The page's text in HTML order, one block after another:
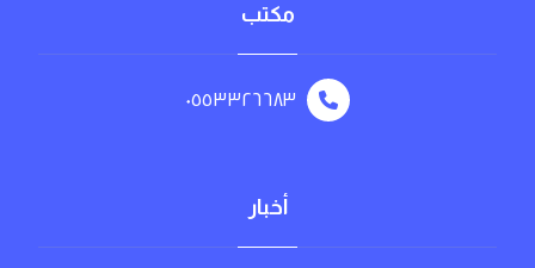
مكتب
٠٥٥٣٣٢٦٦٨٣
أخبار